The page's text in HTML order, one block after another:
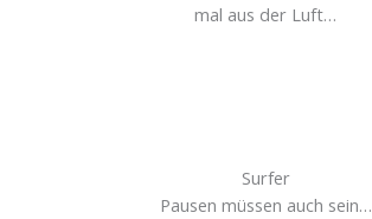
mal aus der Luft…
Surfer
Pausen müssen auch sein…